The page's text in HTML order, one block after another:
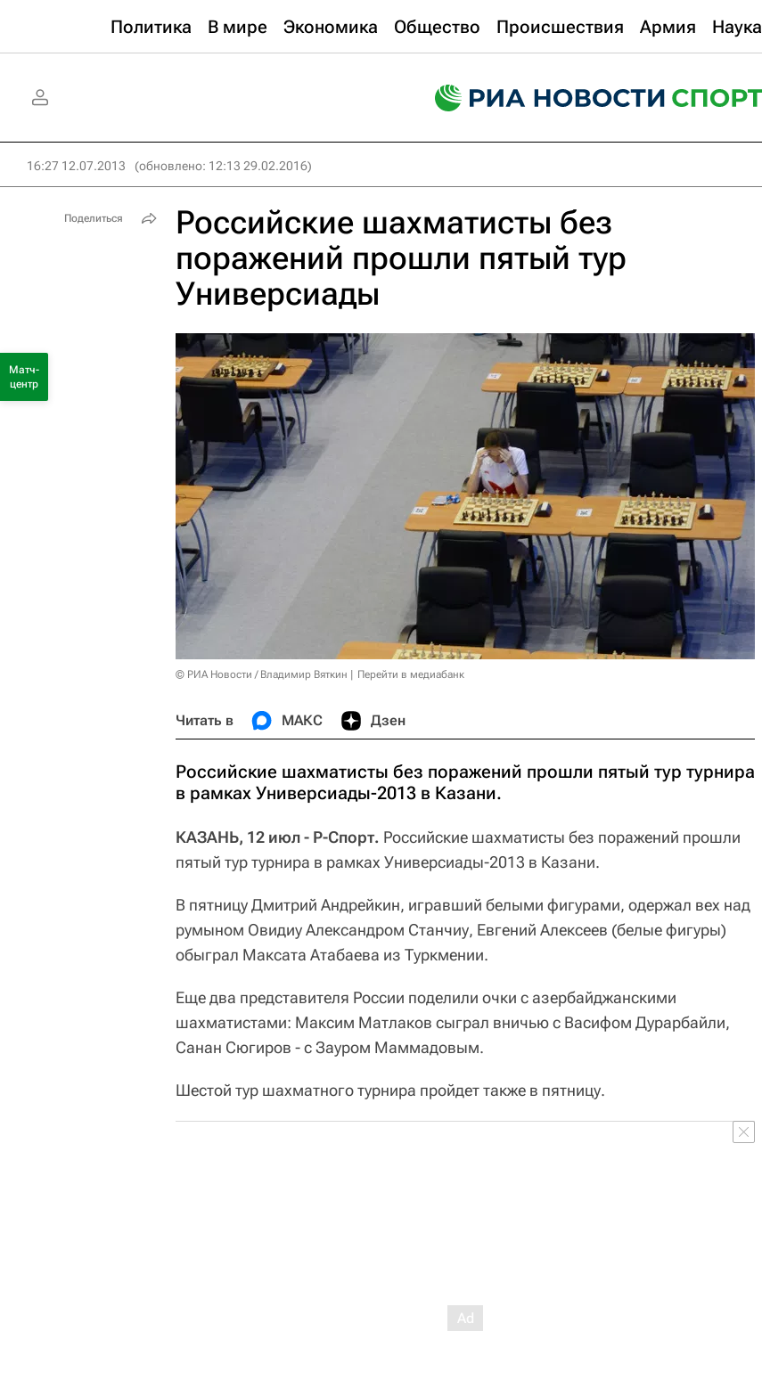
Политика В мире Экономика Общество Происшествия Армия Наука
16:27 12.07.2013 (обновлено: 12:13 29.02.2016)
Российские шахматисты без
поражений прошли пятый тур
Универсиады
© РИА Новости / Владимир Вяткин Перейти в медиабанк
Читать в МАКС Дзен
Российские шахматисты без поражений прошли пятый тур турнира
в рамках Универсиады-2013 в Казани.
КАЗАНЬ, 12 июл - Р-Спорт. Российские шахматисты без поражений прошли
пятый тур турнира в рамках Универсиады-2013 в Казани.
В пятницу Дмитрий Андрейкин, игравший белыми фигурами, одержал вех над
румыном Овидиу Александром Станчиу, Евгений Алексеев (белые фигуры)
обыграл Максата Атабаева из Туркмении.
Еще два представителя России поделили очки с азербайджанскими
шахматистами: Максим Матлаков сыграл вничью с Васифом Дурарбайли,
Санан Сюгиров - с Зауром Маммадовым.
Шестой тур шахматного турнира пройдет также в пятницу.
Поделиться
Матч-
центр